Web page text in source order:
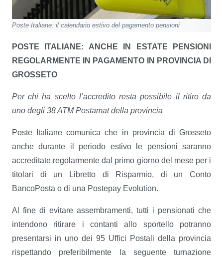
Poste Italiane: il calendario estivo del pagamento pensioni
POSTE ITALIANE: ANCHE IN ESTATE PENSIONI
REGOLARMENTE IN PAGAMENTO IN PROVINCIA DI
GROSSETO
Per chi ha scelto l’accredito resta possibile il ritiro da
uno degli 38 ATM Postamat della provincia
Poste Italiane comunica che in provincia di Grosseto
anche durante il periodo estivo le pensioni saranno
accreditate regolarmente dal primo giorno del mese per i
titolari di un Libretto di Risparmio, di un Conto
BancoPosta o di una Postepay Evolution.
Al fine di evitare assembramenti, tutti i pensionati che
intendono ritirare i contanti allo sportello potranno
presentarsi in uno dei 95 Uffici Postali della provincia
rispettando preferibilmente la seguente turnazione